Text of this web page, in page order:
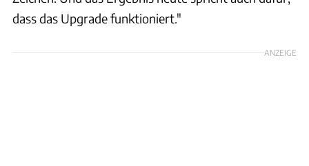
dass das Upgrade funktioniert."
ANZEIGE